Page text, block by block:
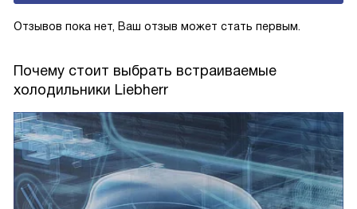
Отзывов пока нет, Ваш отзыв может стать первым.
Почему стоит выбрать встраиваемые
холодильники Liebherr